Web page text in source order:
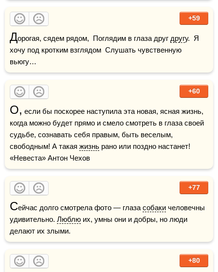
+59
Дорогая, сядем рядом,  Поглядим в глаза друг другу.  Я
хочу под кротким взглядом  Слушать чувственную
вьюгу…
+60
О, если бы поскорее наступила эта новая, ясная жизнь,
когда можно будет прямо и смело смотреть в глаза своей
судьбе, сознавать себя правым, быть веселым,
свободным! А такая жизнь рано или поздно настанет!
«Невеста» Антон Чехов
+77
Сейчас долго смотрела фото — глаза собаки человечны
удивительно. Люблю их, умны они и добры, но люди
делают их злыми.
+80